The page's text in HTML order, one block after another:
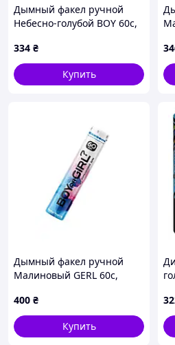
Дымный факел ручной
Небесно-голубой BOY 60с,
334 ₴
Купить
Дымный факел ручной
Малиновый GERL 60с,
400 ₴
Купить